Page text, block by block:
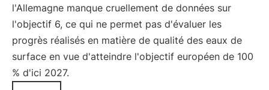
l'Allemagne manque cruellement de données sur
l'objectif 6, ce qui ne permet pas d'évaluer les
progrès réalisés en matière de qualité des eaux de
surface en vue d'atteindre l'objectif européen de 100
% d'ici 2027.